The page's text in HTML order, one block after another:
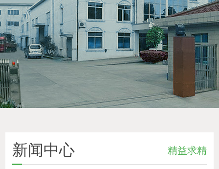
新闻中心 精益求精